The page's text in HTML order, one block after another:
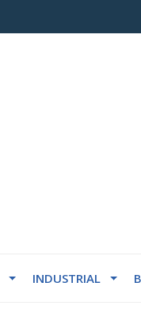
INDUSTRIAL